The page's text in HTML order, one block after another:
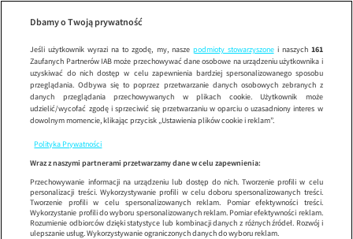
Wypróbuj aplikację mobilną
Korzystaj z łatwiejszej nawigacji i ciesz się szybszym
Dbamy o Twoją prywatność
Jeśli użytkownik wyrazi na to zgodę, my, nasze podmioty stowarzyszonei naszych 161
Zaufanych Partnerów IAB może przechowywać dane osobowe na urządzeniu użytkownika i
uzyskiwać do nich dostęp w celu zapewnienia bardziej spersonalizowanego sposobu
przeglądania. Odbywa się to poprzez przetwarzanie danych osobowych zebranych z
danych przeglądania przechowywanych w plikach cookie. Użytkownik może
udzielić/wycofać zgodę i sprzeciwić się przetwarzaniu w oparciu o uzasadniony interes w
dowolnym momencie, klikając przycisk „Ustawienia plików cookie i reklam”.
Polityka Prywatności
Wraz z naszymi partnerami przetwarzamy dane w celu zapewnienia:
Przechowywanie informacji na urządzeniu lub dostęp do nich. Tworzenie profili w celu
personalizacji treści. Wykorzystywanie profili w celu doboru spersonalizowanych treści.
Tworzenie profili w celu spersonalizowanych reklam. Pomiar efektywności treści.
Wykorzystanie profili do wyboru spersonalizowanych reklam. Pomiar efektywności reklam.
Rozumienie odbiorców dzięki statystyce lub kombinacji danych z różnych źródeł. Rozwój i
ulepszanie usług. Wykorzystywanie ograniczonych danych do wyboru reklam.